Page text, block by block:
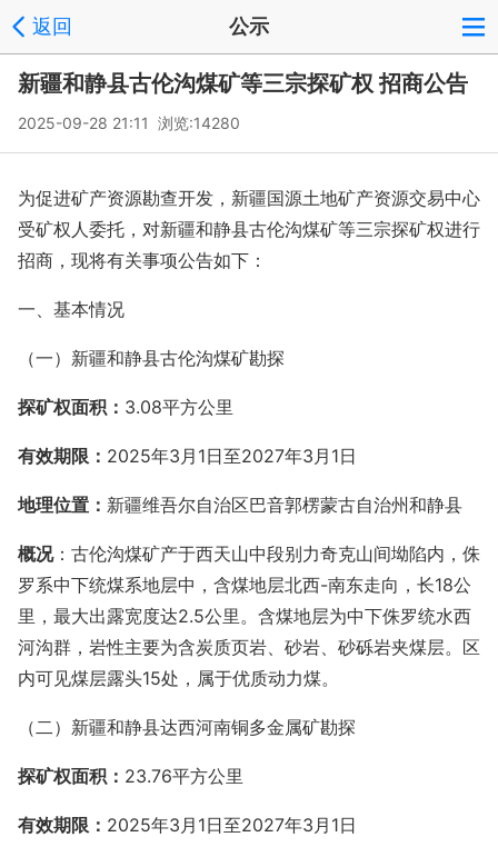
返回 公示
新疆和静县古伦沟煤矿等三宗探矿权 招商公告
2025-09-28 21:11 浏览:14280
为促进矿产资源勘查开发，新疆国源土地矿产资源交易中心
受矿权人委托，对新疆和静县古伦沟煤矿等三宗探矿权进行
招商，现将有关事项公告如下：
一、基本情况
（一）新疆和静县古伦沟煤矿勘探
探矿权面积： 3.08平方公里
有效期限： 2025年3月1日至2027年3月1日
地理位置： 新疆维吾尔自治区巴音郭楞蒙古自治州和静县
概况：古伦沟煤矿产于西天山中段别力奇克山间坳陷内，侏
罗系中下统煤系地层中，含煤地层北西-南东走向，长18公
里，最大出露宽度达2.5公里。含煤地层为中下侏罗统水西
河沟群，岩性主要为含炭质页岩、砂岩、砂砾岩夹煤层。区
内可见煤层露头15处，属于优质动力煤。
（二）新疆和静县达西河南铜多金属矿勘探
探矿权面积： 23.76平方公里
有效期限： 2025年3月1日至2027年3月1日